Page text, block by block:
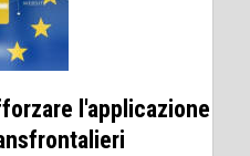
l'applicazione